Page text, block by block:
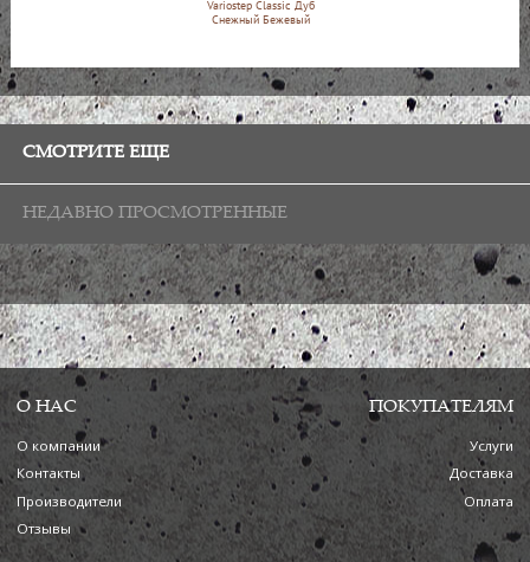
Variostep Classic Дуб
Снежный Бежевый
СМОТРИТЕ ЕЩЕ
НЕДАВНО ПРОСМОТРЕННЫЕ
О НАС
О компании
Контакты
Производители
Отзывы
ПОКУПАТЕЛЯМ
Услуги
Доставка
Оплата